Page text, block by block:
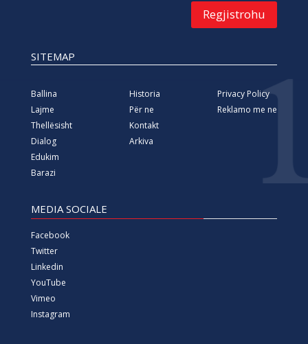
Regjistrohu
SITEMAP
Ballina
Lajme
Thellësisht
Dialog
Edukim
Barazi
Historia
Për ne
Kontakt
Arkiva
Privacy Policy
Reklamo me ne
MEDIA SOCIALE
Facebook
Twitter
Linkedin
YouTube
Vimeo
Instagram